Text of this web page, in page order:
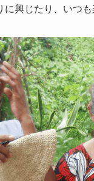
興じたり、いつ